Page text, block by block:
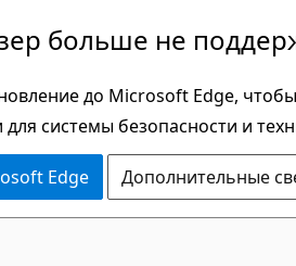
больше не
до Microsoft Edge,
системы безопасности и
Edge Дополнительные